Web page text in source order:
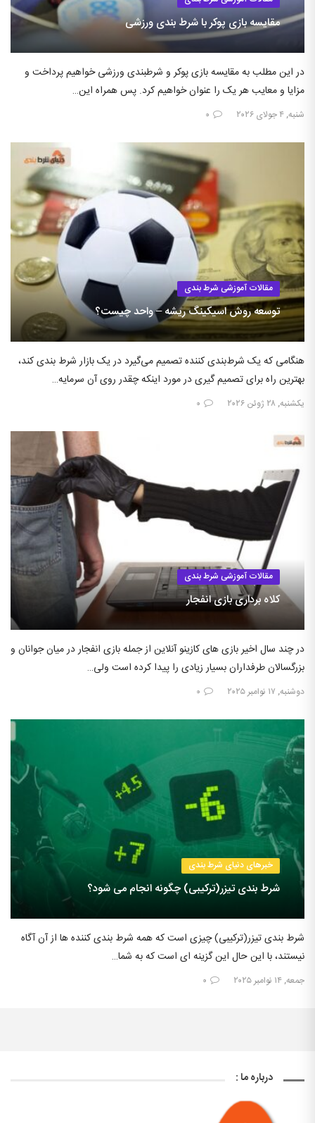
مقایسه بازی پوکر با شرط بندی ورزشی
در این مطلب به مقایسه بازی پوکر و شرطبندی ورزشی خواهیم پرداخت و
مزایا و معایب هر یک را عنوان خواهیم کرد. پس همراه این…
شنبه, ۴ جولای ۲۰۲۶ ۰
مقالات آموزشی شرط بندی
توسعه روش اسیکینگ ریشه – واحد چیست؟
هنگامی که یک شرط‌بندی کننده تصمیم می‌گیرد در یک بازار شرط بندی کند،
بهترین راه برای تصمیم گیری در مورد اینکه چقدر روی آن سرمایه…
یکشنبه, ۲۸ ژوئن ۲۰۲۶ ۰
مقالات آموزشی شرط بندی
کلاه برداری بازی انفجار
در چند سال اخیر بازی های کازینو آنلاین از جمله بازی انفجار در میان جوانان و
بزرگسالان طرفداران بسیار زیادی را پیدا کرده است ولی…
دوشنبه, ۱۷ نوامبر ۲۰۲۵ ۰
خبرهای دنیای شرط بندی
شرط بندی تیزر(ترکیبی) چگونه انجام می شود؟
شرط بندی تیزر(ترکیبی) چیزی است که همه شرط بندی کننده ها از آن آگاه
نیستند، با این حال این گزینه ای است که به شما…
جمعه, ۱۴ نوامبر ۲۰۲۵ ۰
درباره ما :